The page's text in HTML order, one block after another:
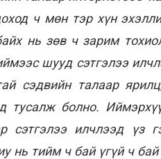
ч мөн тэр хүн
нь зөв ч зарим
шууд сэтгэлээ
сэдвийн талаар
тусалж болно.
сэтгэлээ илчлээд
нь тийм ч бай үгүй ч